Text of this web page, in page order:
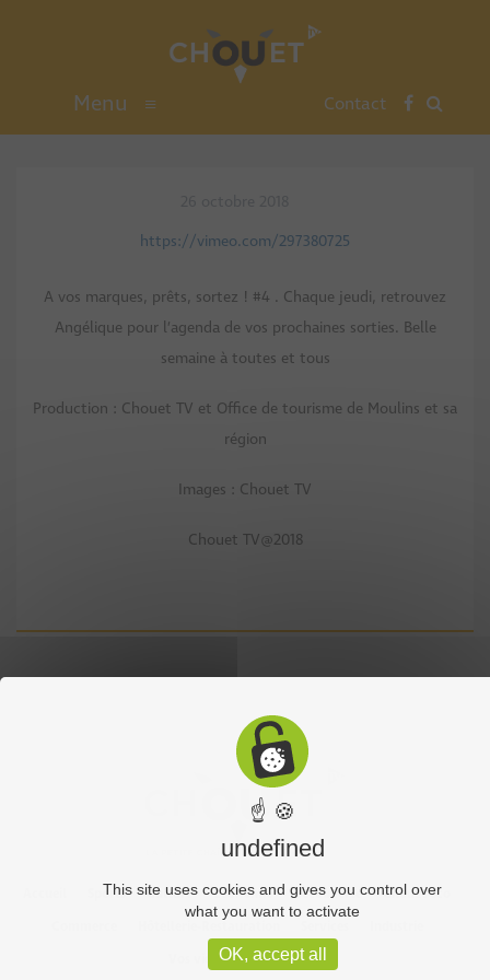
Menu ≡ Contact
https://vimeo.com/297380725
A vos marques, prêts, sortez ! #4 . Chaque jeudi, retrouvez
Angélique pour l’agenda de vos prochaines sorties. Belle
semaine à toutes et tous
Production : Chouet TV et Office de tourisme de Moulins et sa
région
Images : Chouet TV
Chouet TV@2018
Sports Culture Economie Découverte
Chouet’eco
Vos vidéos
Partenaires
☝ 🍪
undefined
This site uses cookies and gives you control over
what you want to activate
OK, accept all